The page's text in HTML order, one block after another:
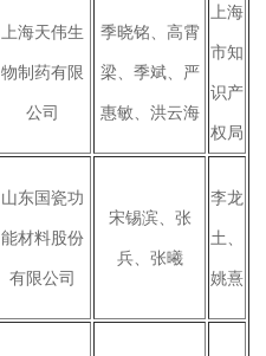
上海天伟生
物制药有限
公司
季晓铭、高霄
梁、季斌、严
惠敏、洪云海
上海
市知
识产
权局
山东国瓷功
能材料股份
有限公司
宋锡滨、张
兵、张曦
李龙
土、
姚熹